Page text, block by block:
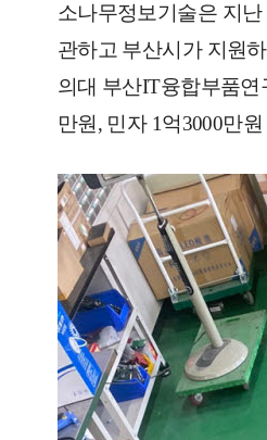
소나무정보기술은 지
관하고 부산시가 지원
의대 부산IT융합부품연
만원, 민자 1억3000만